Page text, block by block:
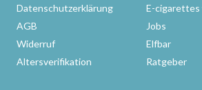
Datenschutzerklärung
AGB
Widerruf
Altersverifikation
E-cigarettes
Jobs
Elfbar
Ratgeber